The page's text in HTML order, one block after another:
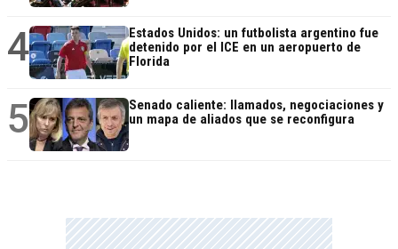
4
Estados Unidos: un futbolista argentino fue
detenido por el ICE en un aeropuerto de
Florida
5
Senado caliente: llamados, negociaciones y
un mapa de aliados que se reconfigura